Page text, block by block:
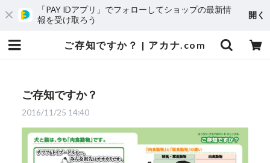
「PAY IDアプリ」でフォローしてショップの最新情
報を受け取ろう
開く
ご存知ですか？ | アカナ.com
ご存知ですか？
2016/11/25 14:40